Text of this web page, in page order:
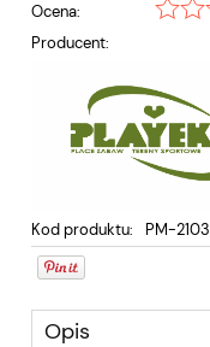
Ocena:
Producent:
Kod produktu: PM-2103
Opis